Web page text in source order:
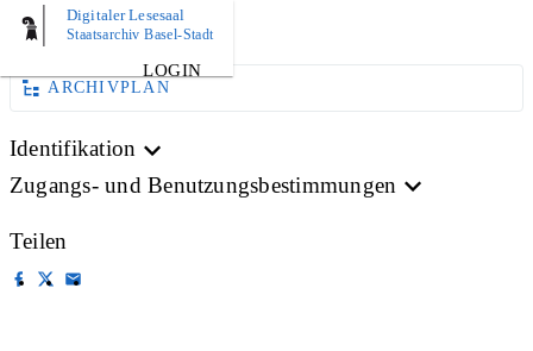
Digitaler Lesesaal
Staatsarchiv Basel-Stadt
LOGIN
AKTE
ARCHIVPLAN
Identifikation
Zugangs- und Benutzungsbestimmungen
Teilen